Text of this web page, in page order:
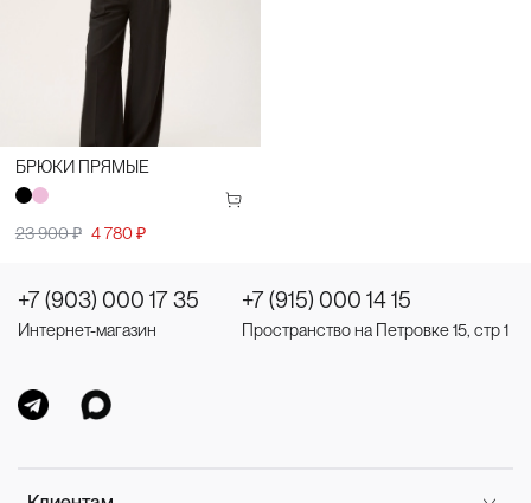
БРЮКИ ПРЯМЫЕ
23 900 ₽ 4 780 ₽
+7 (903) 000 17 35
Интернет-магазин
+7 (915) 000 14 15
Пространство на Петровке 15, стр 1